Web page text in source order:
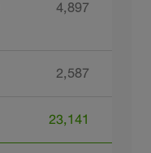
4,897
2,587
23,141